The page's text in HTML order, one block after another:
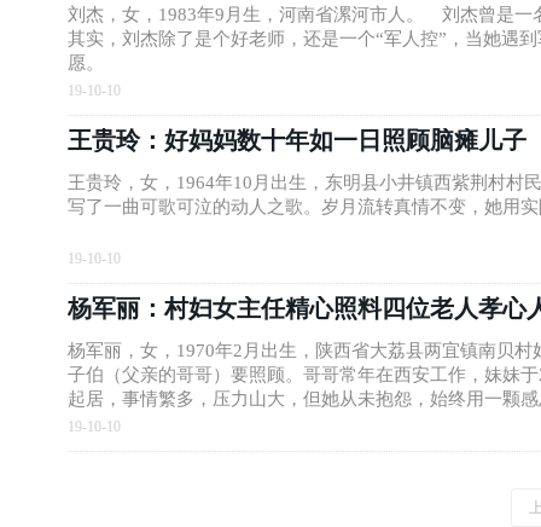
刘杰，女，1983年9月生，河南省漯河市人。 刘杰曾是一
其实，刘杰除了是个好老师，还是一个“军人控”，当她遇
愿。
19-10-10
王贵玲：好妈妈数十年如一日照顾脑瘫儿子
王贵玲，女，1964年10月出生，东明县小井镇西紫荆村村
写了一曲可歌可泣的动人之歌。岁月流转真情不变，她用
19-10-10
杨军丽：村妇女主任精心照料四位老人孝心
杨军丽，女，1970年2月出生，陕西省大荔县两宜镇南贝
子伯（父亲的哥哥）要照顾。哥哥常年在西安工作，妹妹
起居，事情繁多，压力山大，但她从未抱怨，始终用一颗
19-10-10